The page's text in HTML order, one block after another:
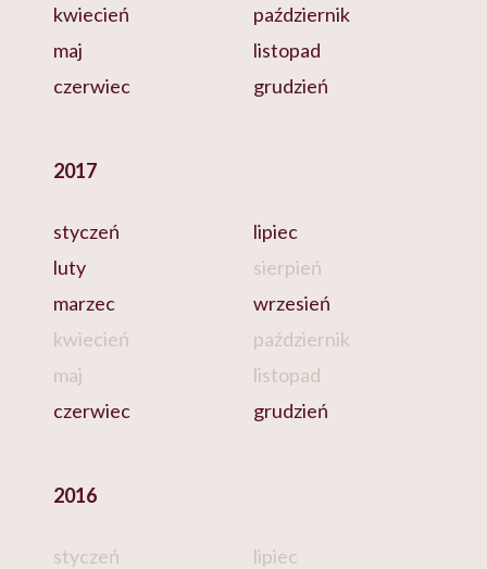
kwiecień
maj
czerwiec
październik
listopad
grudzień
2017
styczeń
luty
marzec
kwiecień
maj
czerwiec
lipiec
sierpień
wrzesień
październik
listopad
grudzień
2016
styczeń
lipiec